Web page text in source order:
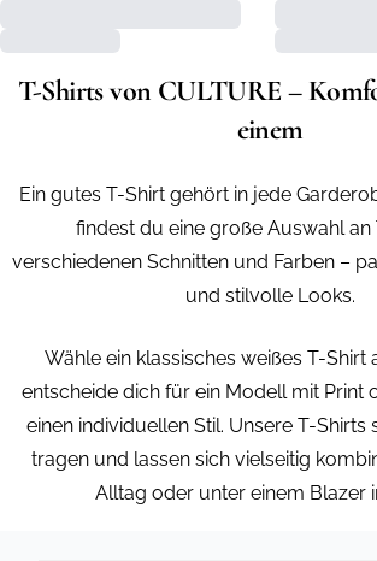
T-Shirts von CULTURE –
einem
Ein gutes T-Shirt gehört in jede
findest du eine große Auswahl an
verschiedenen Schnitten und Farben –
und stilvolle Looks.
Wähle ein klassisches weißes T-Shirt
entscheide dich für ein Modell mit Print
einen individuellen Stil. Unsere T-Shirts
tragen und lassen sich vielseitig
Alltag oder unter einem Blazer